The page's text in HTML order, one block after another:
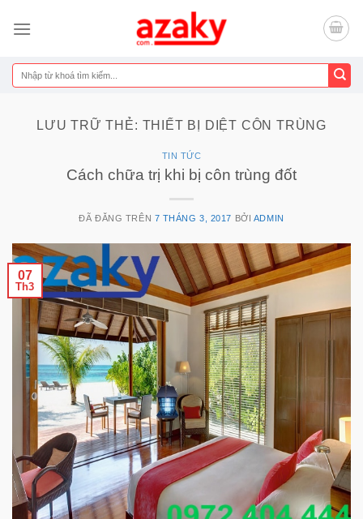
đến
dung
Tìm
kiếm:
LƯU TRỮ THẺ: THIẾT BỊ DIỆT CÔN TRÙNG
TIN TỨC
Cách chữa trị khi bị côn trùng đốt
ĐÃ ĐĂNG TRÊN 7 THÁNG 3, 2017 BỞI ADMIN
07
Th3